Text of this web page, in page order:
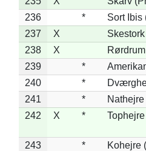
236
*
Sort Ibis
237
X
238
X
239
*
240
*
241
*
242
X *
243 *
Kohejre